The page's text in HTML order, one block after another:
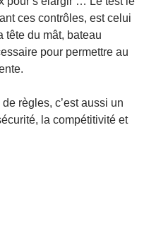
ces contrôles, est celui
tête du mât, bateau
pour permettre au
règles, c’est aussi un
la compétitivité et